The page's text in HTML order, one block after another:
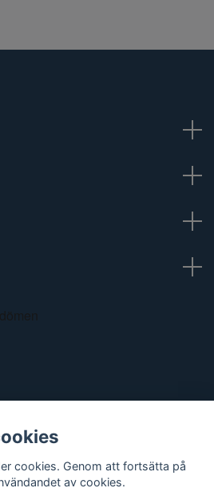
cookies. Genom att fortsätta på
av cookies.